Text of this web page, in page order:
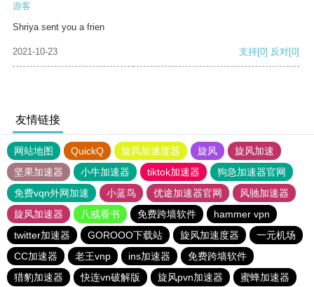
游客
Shriya sent you a frien
2021-10-23 支持[0] 反对[0]
友情链接
网站地图 QuickQ 旋风加速度器 旋风
旋风加速
坚果加速器
小牛加速器 tiktok加速器
狗急加速器官网
免费vqn外网加速
小蓝鸟 优途加速器官网
风驰加速器
旋风加速器
八戒看书 免费跨墙软件
hammer vpn
twitter加速器
GOROOO下载站 旋风加速度器
一元机场
CC加速器
老王vnp ins加速器
免费跨墙软件
猎豹加速器
快连vn破解版 旋风pvn加速器 蜜蜂加速器